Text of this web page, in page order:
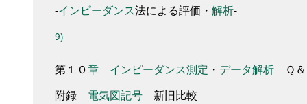
-インピーダンス法による評価 ・ 解析-
9)
第１０章 インピーダンス測定 ・ データ解析 Ｑ
附録 電気図記号
新旧比較